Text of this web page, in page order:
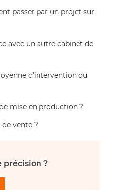
passer par un projet sur-
avec un autre cabinet de
d’intervention du
mise en production ?
de vente ?
précision ?